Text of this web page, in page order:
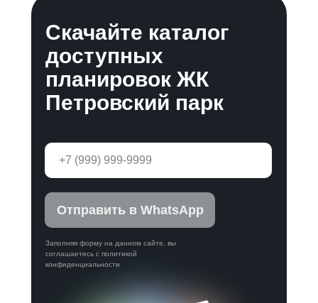
Скачайте каталог
доступных
планировок ЖК
Петровский парк
Заполняя форму на данном сайте, вы
соглашаетесь с политикой
конфиденциальности
Отправить в WhatsApp